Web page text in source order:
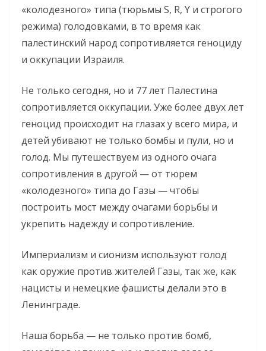
«колодезного» типа (тюрьмы S, R, Y и строгого
режима) голодовками, в то время как
палестинский народ сопротивляется геноциду
и оккупации Израиля.
Не только сегодня, но и 77 лет Палестина
сопротивляется оккупации. Уже более двух лет
геноцид происходит на глазах у всего мира, и
детей убивают не только бомбы и пули, но и
голод. Мы путешествуем из одного очага
сопротивления в другой — от тюрем
«колодезного» типа до Газы — чтобы
построить мост между очагами борьбы и
укрепить надежду и сопротивление.
Империализм и сионизм используют голод
как оружие против жителей Газы, так же, как
нацисты и немецкие фашисты делали это в
Ленинграде.
Наша борьба — не только против бомб,